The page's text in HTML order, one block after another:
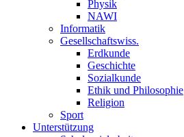
Physik
NAWI
Informatik
Gesellschaftswiss.
Erdkunde
Geschichte
Sozialkunde
Ethik und Philosophie
Religion
Sport
Unterstützung